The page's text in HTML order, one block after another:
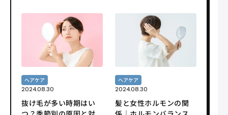
ヘアケア
2024.08.30
抜け毛が多い時期はい
ヘアケア
2024.08.30
髪と女性ホルモンの関